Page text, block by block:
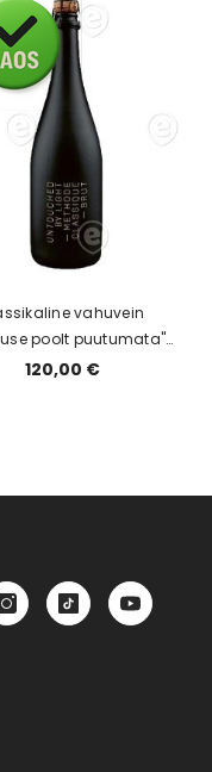
vahuvein
poolt puutumata"
12,5% brut 0,75I kinkekarbis
120,00 €